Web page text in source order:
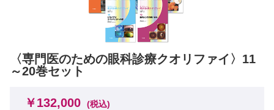
〈専門医のための眼科診療クオリファイ〉11
～20巻セット
￥132,000 (税込)